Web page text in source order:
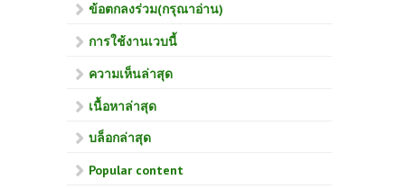
ข้อตกลงร่วม(กรุณาอ่าน)
การใช้งานเวบนี้
ความเห็นล่าสุด
เนื้อหาล่าสุด
บล็อกล่าสุด
Popular content